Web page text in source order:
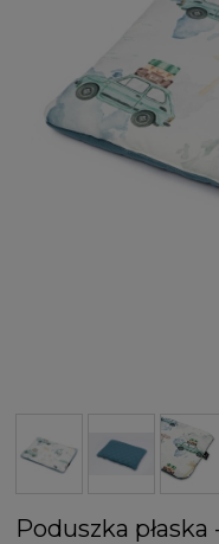
Poduszka